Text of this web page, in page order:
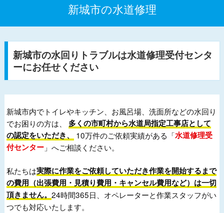
新城市の水道修理
新城市の水回りトラブルは水道修理受付センタ
ーにお任せください
新城市内でトイレやキッチン、お風呂場、洗面所などの水回り
でお困りの方は、 多くの市町村から水道局指定工事店として
の認定をいただき、
10万件のご依頼実績がある「水道修理受
付センター 」へご相談ください。
私たちは実際に作業をご依頼していただき作業を開始するまで
の費用（出張費用・見積り費用・キャンセル費用など）は一切
頂きません。24時間365日、オペレーターと作業スタッフがい
つでも対応いたします。